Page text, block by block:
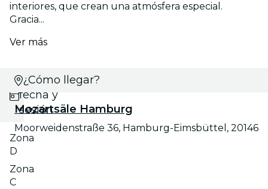
interiores, que crean una atmósfera especial.
Gracia...
Ver más
Selecciona
fecha y
sesión
Zona
D
Zona
C
¿Cómo llegar?
Mozartsäle Hamburg
Moorweidenstraße 36, Hamburg-Eimsbüttel, 20146